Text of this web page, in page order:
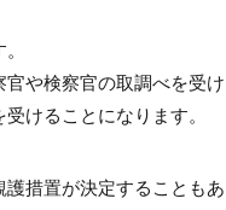
や検察官の取調べを受け
けることになります。
措置が決定することもあ